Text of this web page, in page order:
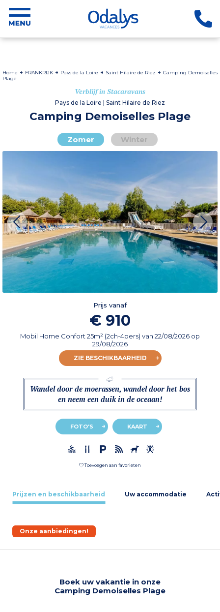
Home FRANKRIJK Pays de la Loire Saint Hilaire de Riez
Camping Demoiselles
Plage
Verblijf in Stacaravans
Pays de la Loire | Saint Hilaire de Riez
Camping Demoiselles Plage
Zomer Winter
Prijs vanaf
€ 910
Mobil Home Confort 25m² (2ch-4pers) van 22/08/2026 op
29/08/2026
ZIE BESCHIKBAARHEID
Wandel door de moerassen, wandel door het bos
en neem een duik in de oceaan!
FOTO'S KAART
Toevoegen aan favorieten
Prijzen en beschikbaarheid Uw accommodatie
Onze aanbiedingen!
Boek uw vakantie in onze
Camping Demoiselles Plage